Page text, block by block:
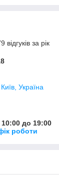
за рік
Україна
до 19:00
роботи